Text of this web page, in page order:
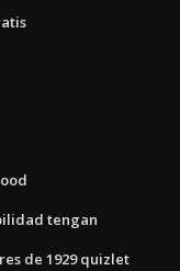
tengan
de 1929 quizlet